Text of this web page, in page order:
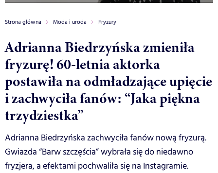
Strona główna Moda i uroda Fryzury
Adrianna Biedrzyńska zmieniła
fryzurę! 60-letnia aktorka
postawiła na odmładzające upięcie
i zachwyciła fanów: “Jaka piękna
trzydziestka”
Adrianna Biedrzyńska zachwyciła fanów nową fryzurą.
Gwiazda “Barw szczęścia” wybrała się do niedawno
fryzjera, a efektami pochwaliła się na Instagramie.